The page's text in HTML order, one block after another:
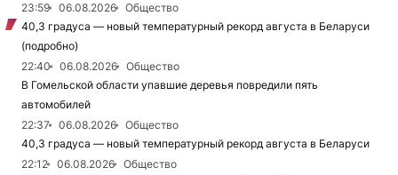
23:59 06.08.2026
Общество
40,3 градуса — новый температурный рекорд августа в Беларуси
(подробно)
22:40
06.08.2026
Общество
В Гомельской области упавшие деревья повредили пять
автомобилей
22:37
06.08.2026
Общество
40,3 градуса — новый температурный рекорд августа в Беларуси
22:12
06.08.2026
Общество